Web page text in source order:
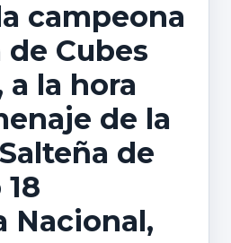
campeona
de Cubes
a la hora
de la
de
Nacional,